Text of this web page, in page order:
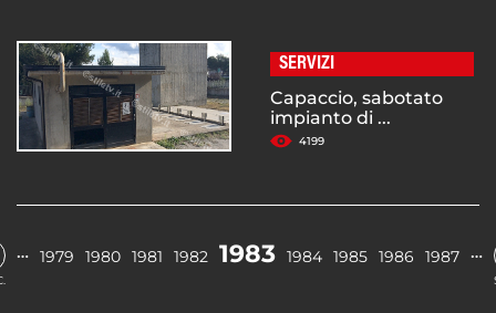
SERVIZI
Capaccio, sabotato
impianto di ...
4199
… 1979 1980 1981 1982 1983 1984 1985 1986 1987 …